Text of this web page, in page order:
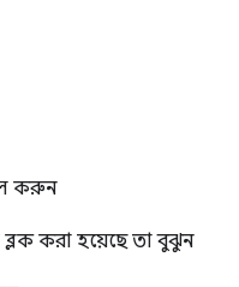
করুন
করা হয়েছে তা বুঝুন